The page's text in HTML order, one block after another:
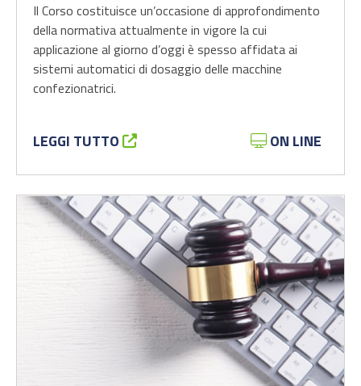
Il Corso costituisce un’occasione di approfondimento
della normativa attualmente in vigore la cui
applicazione al giorno d’oggi è spesso affidata ai
sistemi automatici di dosaggio delle macchine
confezionatrici.
LEGGI TUTTO ON LINE